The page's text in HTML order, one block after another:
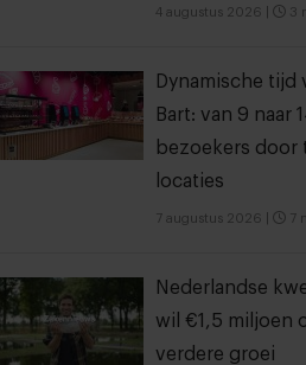
4 augustus 2026 3
Dynamische tijd
Bart: van 9 naar
bezoekers door
locaties
7 augustus 2026 7
Nederlandse
wil €1,5 miljoen
verdere groei